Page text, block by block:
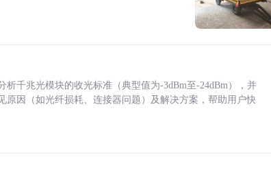
千兆光模块的收光标准（典型值为-3dBm至-24dBm），并
因（如光纤损耗、连接器问题）及解决方案，帮助用户快